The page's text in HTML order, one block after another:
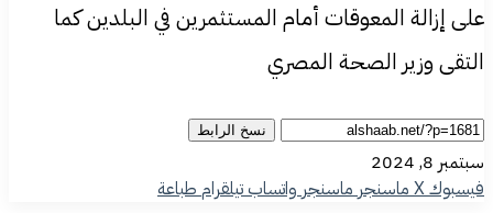
على إزالة المعوقات أمام المستثمرين في البلدين كما
التقى وزير الصحة المصري
نسخ الرابط
سبتمبر 8, 2024
فيسبوك‫Xماسنجر ماسنجر واتسابتيلقرامطباعة